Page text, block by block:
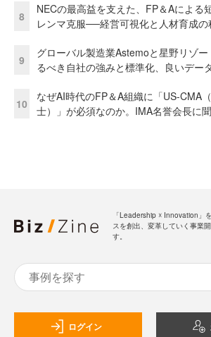
8
NECの最高益を支えた、FP＆Aによる
レンマ克服──経営可視化と人材育成の
9
グローバル製造業Astemoと星野リゾ
るべき自社の強みと標準化、良いデー
10
なぜAI時代のFP＆A組織に「US-CMA
士）」が必須なのか。IMA名誉会長に聞
「Leadership ☓ Innovation」
スを創出、変革していく事業
す。
ログイン